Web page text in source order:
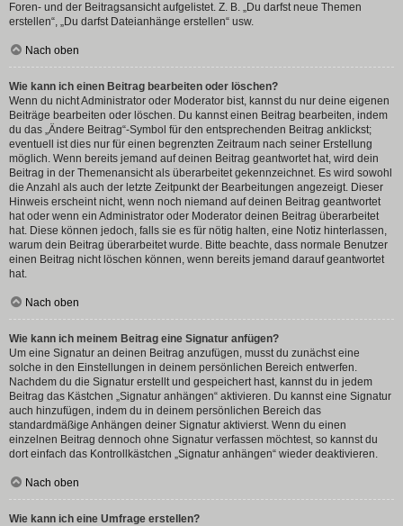
Foren- und der Beitragsansicht aufgelistet. Z. B. „Du darfst neue Themen
erstellen“, „Du darfst Dateianhänge erstellen“ usw.
Nach oben
Wie kann ich einen Beitrag bearbeiten oder löschen?
Wenn du nicht Administrator oder Moderator bist, kannst du nur deine eigenen
Beiträge bearbeiten oder löschen. Du kannst einen Beitrag bearbeiten, indem
du das „Ändere Beitrag“-Symbol für den entsprechenden Beitrag anklickst;
eventuell ist dies nur für einen begrenzten Zeitraum nach seiner Erstellung
möglich. Wenn bereits jemand auf deinen Beitrag geantwortet hat, wird dein
Beitrag in der Themenansicht als überarbeitet gekennzeichnet. Es wird sowohl
die Anzahl als auch der letzte Zeitpunkt der Bearbeitungen angezeigt. Dieser
Hinweis erscheint nicht, wenn noch niemand auf deinen Beitrag geantwortet
hat oder wenn ein Administrator oder Moderator deinen Beitrag überarbeitet
hat. Diese können jedoch, falls sie es für nötig halten, eine Notiz hinterlassen,
warum dein Beitrag überarbeitet wurde. Bitte beachte, dass normale Benutzer
einen Beitrag nicht löschen können, wenn bereits jemand darauf geantwortet
hat.
Nach oben
Wie kann ich meinem Beitrag eine Signatur anfügen?
Um eine Signatur an deinen Beitrag anzufügen, musst du zunächst eine
solche in den Einstellungen in deinem persönlichen Bereich entwerfen.
Nachdem du die Signatur erstellt und gespeichert hast, kannst du in jedem
Beitrag das Kästchen „Signatur anhängen“ aktivieren. Du kannst eine Signatur
auch hinzufügen, indem du in deinem persönlichen Bereich das
standardmäßige Anhängen deiner Signatur aktivierst. Wenn du einen
einzelnen Beitrag dennoch ohne Signatur verfassen möchtest, so kannst du
dort einfach das Kontrollkästchen „Signatur anhängen“ wieder deaktivieren.
Nach oben
Wie kann ich eine Umfrage erstellen?